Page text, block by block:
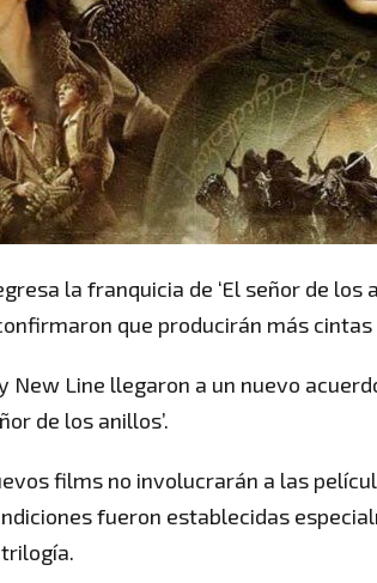
la franquicia de ‘El señor de los
que producirán más cintas
New Line llegaron a un nuevo
de los anillos’.
films no involucrarán a las
fueron establecidas